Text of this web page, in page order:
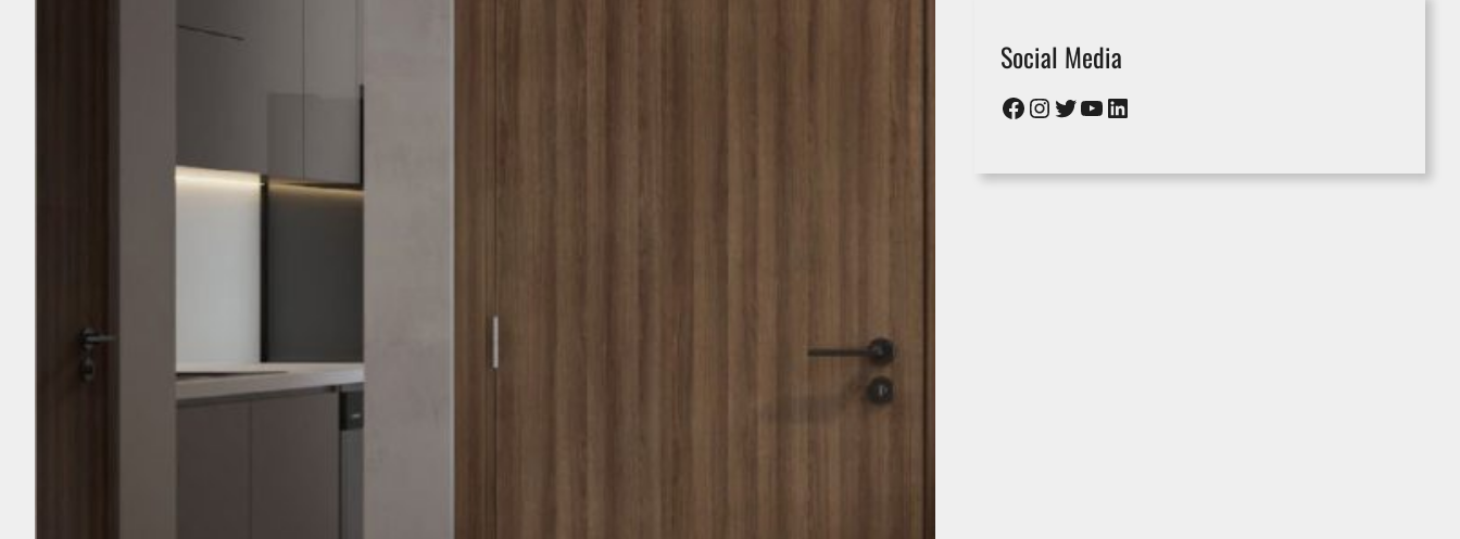
Social Media
Facebook Instagram Twitter YouTube LinkedIn